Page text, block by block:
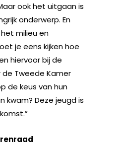
ook het uitgaan is
onderwerp. En
milieu en
je eens kijken hoe
hiervoor bij de
de Tweede Kamer
de keus van hun
kwam? Deze jeugd is